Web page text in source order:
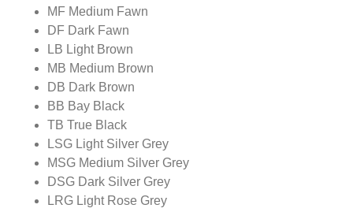
MF Medium Fawn
DF Dark Fawn
LB Light Brown
MB Medium Brown
DB Dark Brown
BB Bay Black
TB True Black
LSG Light Silver Grey
MSG Medium Silver Grey
DSG Dark Silver Grey
LRG Light Rose Grey